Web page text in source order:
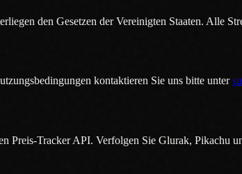
den Gesetzen der Vereinigten Staaten. Alle
kontaktieren Sie uns bitte unter
Preis-Tracker API. Verfolgen Sie Glurak, Pikachu